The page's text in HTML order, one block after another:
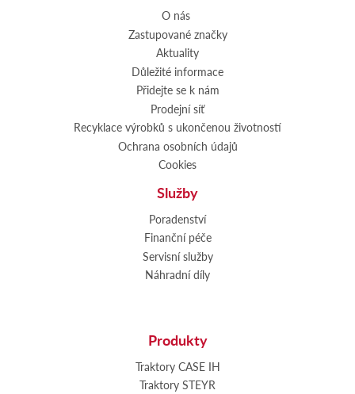
O nás
Zastupované značky
Aktuality
Důležité informace
Přidejte se k nám
Prodejní síť
Recyklace výrobků s ukončenou životností
Ochrana osobních údajů
Cookies
Služby
Poradenství
Finanční péče
Servisní služby
Náhradní díly
Produkty
Traktory CASE IH
Traktory STEYR